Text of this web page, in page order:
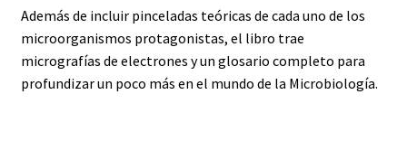
Además de incluir pinceladas teóricas de cada uno de los
microorganismos protagonistas, el libro trae
micrografías de electrones y un glosario completo para
profundizar un poco más en el mundo de la Microbiología.